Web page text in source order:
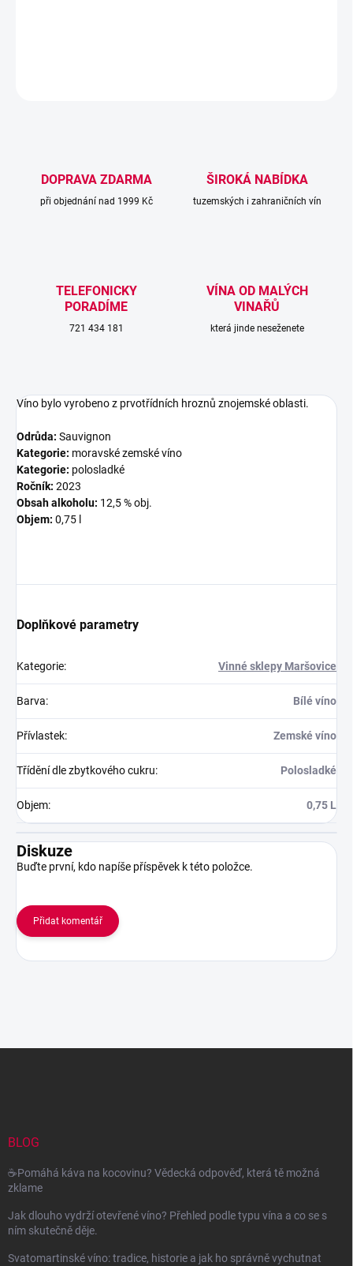
DOPRAVA ZDARMA
při objednání nad 1999 Kč
ŠIROKÁ NABÍDKA
tuzemských i zahraničních vín
TELEFONICKY
PORADÍME
721 434 181
VÍNA OD MALÝCH
VINAŘŮ
která jinde neseženete
Víno bylo vyrobeno z prvotřídních hroznů znojemské oblasti.
Odrůda: Sauvignon
Kategorie: moravské zemské víno
Kategorie: polosladké
Ročník: 2023
Obsah alkoholu: 12,5 % obj.
Objem: 0,75 l
Doplňkové parametry
Kategorie: Vinné sklepy Maršovice
Barva: Bílé víno
Přívlastek: Zemské víno
Třídění dle zbytkového cukru: Polosladké
Objem: 0,75 L
Diskuze
Buďte první, kdo napíše příspěvek k této položce.
Přidat komentář
BLOG
☕Pomáhá káva na kocovinu? Vědecká odpověď, která tě možná
zklame
Jak dlouho vydrží otevřené víno? Přehled podle typu vína a co se s
ním skutečně děje.
Svatomartinské víno: tradice, historie a jak ho správně vychutnat